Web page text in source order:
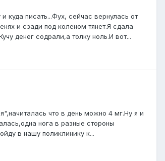
куда писать...Фух, сейчас вернулась от
и сзади под коленом тянет.Я сдала
денег содрали,а толку ноль.И вот...
что в день можно 4 мг.Ну я и
нога в разные стороны
в нашу поликлинику к...